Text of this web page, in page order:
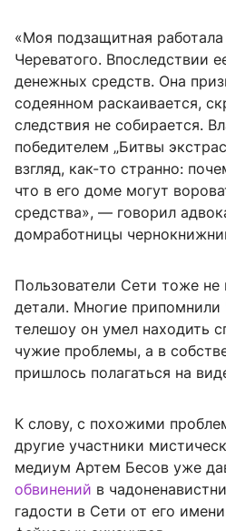
«Моя подзащитная
Череватого. Впоследствии
денежных средств. Она
содеянном раскаивается,
следствия не собирается.
победителем „Битвы
взгляд, как-то странно:
что в его доме могут
средства», — говорил
домработницы
Пользователи Сети тоже
детали. Многие припомнили
телешоу он умел находить
чужие проблемы, а в
пришлось полагаться на
К слову, с похожими
другие участники
медиум Артем Бесов уже
обвинений в
гадости в Сети от его